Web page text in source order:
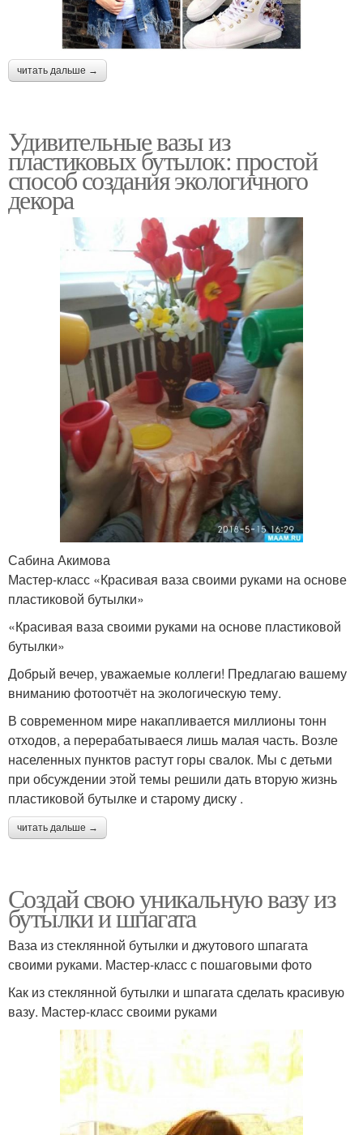
читать дальше →
Удивительные вазы из
пластиковых бутылок: простой
способ создания экологичного
декора
Сабина Акимова
Мастер-класс «Красивая ваза своими руками на основе
пластиковой бутылки»
«Красивая ваза своими руками на основе пластиковой
бутылки»
Добрый вечер, уважаемые коллеги! Предлагаю вашему
вниманию фотоотчёт на экологическую тему.
В современном мире накапливается миллионы тонн
отходов, а перерабатываеся лишь малая часть. Возле
населенных пунктов растут горы свалок. Мы с детьми
при обсуждении этой темы решили дать вторую жизнь
пластиковой бутылке и старому диску .
читать дальше →
Создай свою уникальную вазу из
бутылки и шпагата
Ваза из стеклянной бутылки и джутового шпагата
своими руками. Мастер-класс с пошаговыми фото
Как из стеклянной бутылки и шпагата сделать красивую
вазу. Мастер-класс своими руками